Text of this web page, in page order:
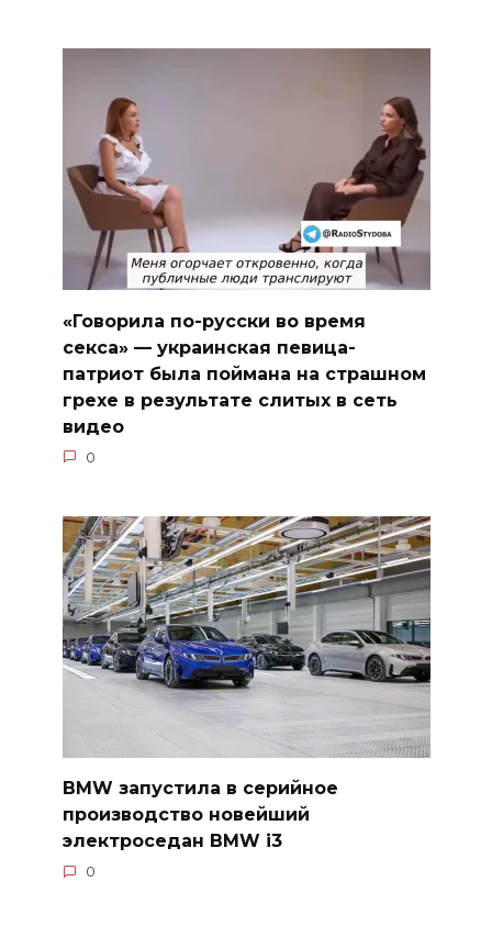
«Говорила по-русски во время
секса» — украинская певица-
патриот была поймана на страшном
грехе в результате слитых в сеть
видео
0
BMW запустила в серийное
производство новейший
электроседан BMW i3
0